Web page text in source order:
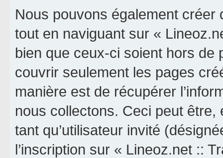
Nous pouvons également
tout en naviguant sur «
bien que ceux-ci soient hors de
couvrir seulement les pages
manière est de récupérer
nous collectons. Ceci peut être,
tant qu’utilisateur invité
l’inscription sur « Lineoz.net ::